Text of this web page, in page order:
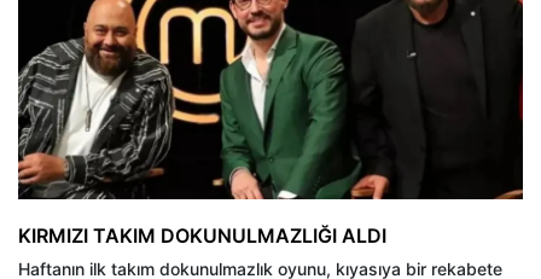
KIRMIZI TAKIM DOKUNULMAZLIĞI ALDI
Haftanın ilk takım dokunulmazlık oyunu, kıyasıya bir rekabete